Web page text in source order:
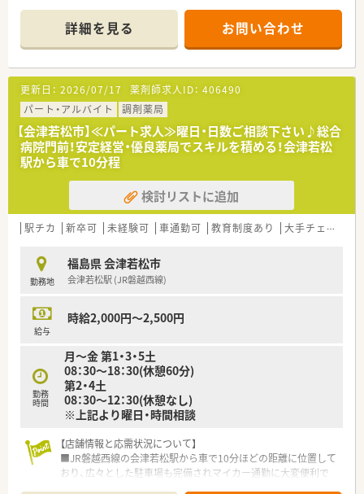
ートの薬剤師が協力して丁寧な対応を行っています。
■内科や循環器科の処方箋も応需しているため、地域の患者様に
寄り添いながら幅広い科目の知識を深められる環境です。
【法人特徴について】
■会津若松市などを中心に複数の店舗を展開しており、地域医療
に深く根差した運営をおこなっている地域密着型企業です。
■現場のスタッフとも意見交換がしやすい風通しの良い組織風
土です。
■スタッフの学びたいという意欲を積極的に応援する社風があ
り、薬剤師会への加入や社内勉強会なども実施しています。
【求人情報について】
■今回はパートでの募集となりますが、ご自身の頑張り次第でゆ
くゆくは正社員としての勤務を目指すことが可能です。
タートとなり、高水準の給与をご相談できる求人です。
■日祝日に加えて他1日がお休みのシフト体制となっており、無
理のないペースで健康的に働き続けることができます。
詳細を見る お問い合わせ
更新日： 2026/07/17 薬剤師求人ID： 406490
パート・アルバイト
調剤薬局
【会津若松市】≪パート求人≫曜日・日数ご相談下さい♪総合
病院門前！安定経営・優良薬局でスキルを積める！会津若松
駅から車で10分程
検討リストに追加
駅チカ 新卒可 未経験可 車通勤可 教育制度あり 大手チェーン以外
勤務地
福島県 会津若松市
会津若松駅 (JR磐越西線)
給与
時給2,000円～2,500円
勤務
時間
月～金 第1・3・5土
08：30～18：30(休憩60分)
第2・4土
08：30～12：30(休憩なし)
※上記より曜日・時間相談
【店舗情報と応需状況について】
■JR磐越西線の会津若松駅から車で10分ほどの距離に位置して
おり、広々とした駐車場も完備されマイカー通勤に大変便利で